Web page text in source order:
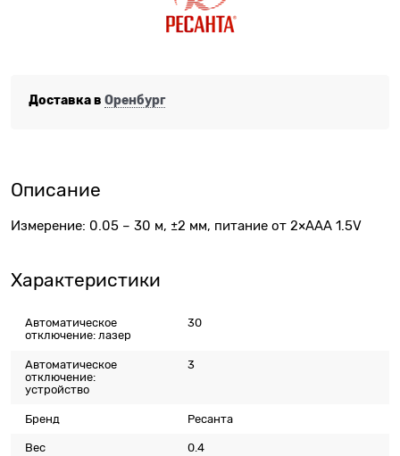
Доставка в Оренбург
Описание
Измерение: 0.05 – 30 м, ±2 мм, питание от 2×ААА 1.5V
Характеристики
Автоматическое
отключение: лазер
30
Автоматическое
отключение:
устройство
3
Бренд Ресанта
Вес 0.4